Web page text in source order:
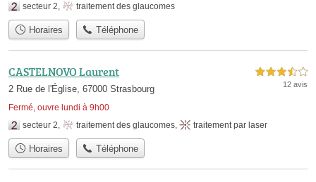
secteur 2 traitement des glaucomes
Horaires Téléphone
CASTELNOVO Laurent
2 Rue de l'Église, 67000 Strasbourg
Fermé, ouvre lundi à 9h00
3,5 étoiles sur 5
12 avis
secteur 2, traitement des glaucomes, traitement par laser
Horaires Téléphone